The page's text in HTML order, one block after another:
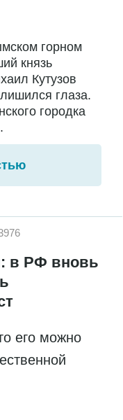
горном
князь
Кутузов
глаза.
городка
в РФ вновь
его можно